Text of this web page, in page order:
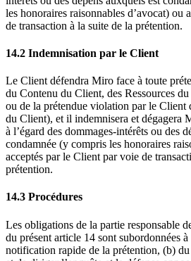
les honoraires raisonnables d’avocat) ou
de transaction à la suite de la prétention.
14.2 Indemnisation par le Client
Le Client défendra Miro face à toute
du Contenu du Client, des Ressources
ou de la prétendue violation par le Client
du Client), et il indemnisera et dégagera
à l’égard des dommages-intérêts ou des
condamnée (y compris les honoraires
acceptés par le Client par voie de
prétention.
14.3 Procédures
Les obligations de la partie responsable
du présent article 14 sont subordonnées
notification rapide de la prétention, (b)